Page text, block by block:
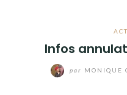
Infos
par MONIQUE